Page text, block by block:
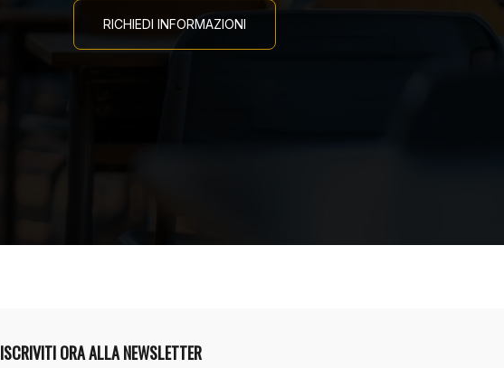
RICHIEDI INFORMAZIONI
ISCRIVITI ORA ALLA NEWSLETTER